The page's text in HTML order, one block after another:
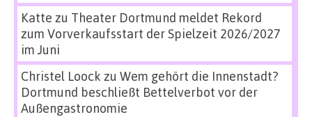
Katte zu Theater Dortmund meldet Rekord
zum Vorverkaufsstart der Spielzeit 2026/2027
im Juni
Christel Loock zu Wem gehört die Innenstadt?
Dortmund beschließt Bettelverbot vor der
Außengastronomie